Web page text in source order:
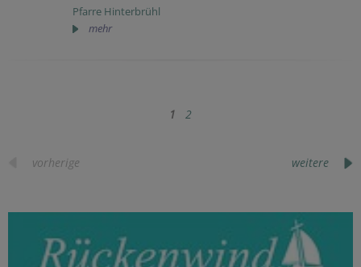
Pfarre Hinterbrühl
mehr
1 2
vorherige weitere